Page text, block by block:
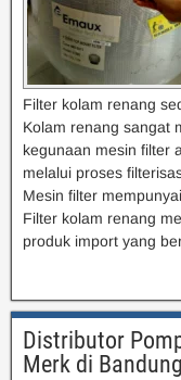
Filter kolam renang
Kolam renang sangat
kegunaan mesin filter
melalui proses
Mesin filter
Filter kolam renang
produk import yang
Distributor
Merk di Bandung